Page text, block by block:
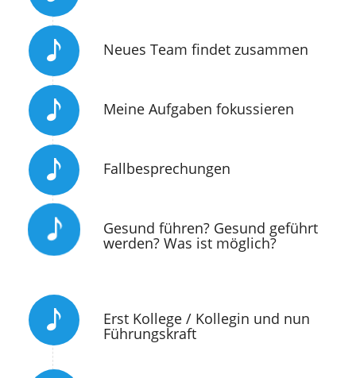
Neues Team findet zusammen
Meine Aufgaben fokussieren
Fallbesprechungen
Gesund führen? Gesund geführt
werden? Was ist möglich?
Erst Kollege / Kollegin und nun
Führungskraft